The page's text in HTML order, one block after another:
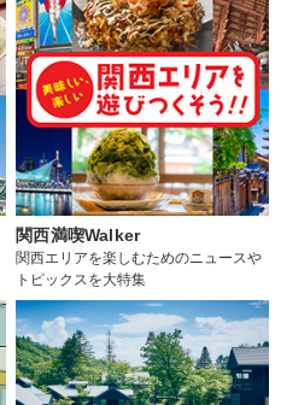
関西満喫Walker
関西エリアを楽しむためのニュースや
トピックスを大特集